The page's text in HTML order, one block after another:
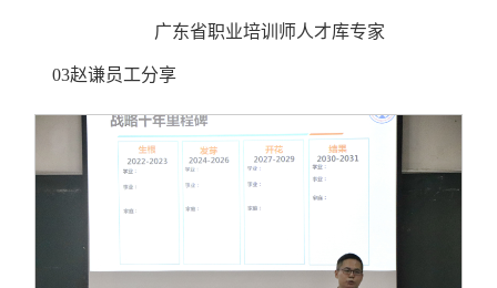
广东省职业培训师人才库专家
03赵谦员工分享